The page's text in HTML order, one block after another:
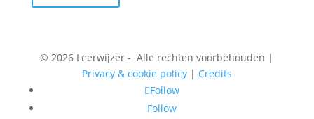
© 2026 Leerwijzer - Alle rechten voorbehouden |
Privacy & cookie policy| Credits
Follow
Follow